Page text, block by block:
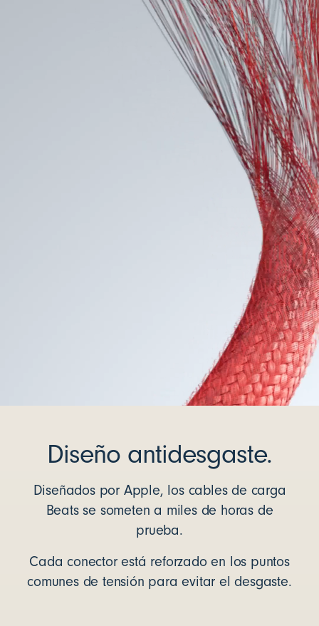
Diseño antidesgaste.
Diseñados por Apple, los cables de carga
Beats se someten a miles de horas de
prueba.
Cada conector está reforzado en los puntos
comunes de tensión para evitar el desgaste.